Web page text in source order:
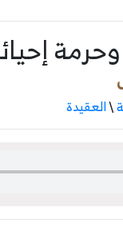
وحرمة
\العقيدة